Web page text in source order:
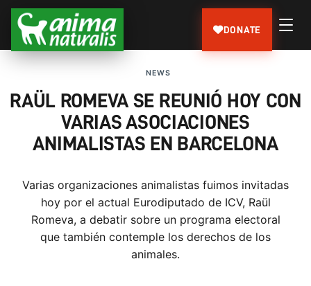
DONATE
NEWS
RAÜL ROMEVA SE REUNIÓ HOY CON
VARIAS ASOCIACIONES
ANIMALISTAS EN BARCELONA
Varias organizaciones animalistas fuimos invitadas
hoy por el actual Eurodiputado de ICV, Raül
Romeva, a debatir sobre un programa electoral
que también contemple los derechos de los
animales.